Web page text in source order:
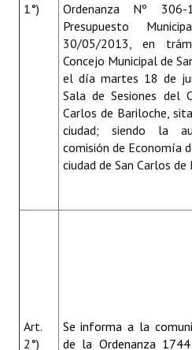
1°)
Ordenanza Nº 306-
Presupuesto
30/05/2013, en
Concejo Municipal de
el día martes 18 de
Sala de Sesiones del
Carlos de Bariloche,
ciudad; siendo la
comisión de Economía
ciudad de San Carlos de
Art.
2°)
Se informa a la
de la Ordenanza